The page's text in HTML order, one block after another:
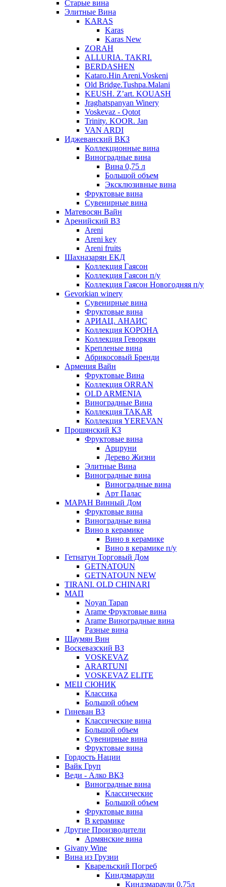
Старые вина
Элитные Вина
KARAS
Karas
Karas New
ZORAH
ALLURIA. TAKRI.
BERDASHEN
Kataro.Hin Areni.Voskeni
Old Bridge.Tushpa.Malani
KEUSH. Z’art. KOUASH
Jraghatspanyan Winery
Voskevaz - Qotot
Trinity. KOOR. Jan
VAN ARDI
Иджеванский ВКЗ
Коллекционные вина
Виноградные вина
Вина 0,75 л
Большой объем
Эксклюзивные вина
Фруктовые вина
Cувенирные вина
Матевосян Вайн
Аренийский ВЗ
Areni
Areni key
Areni fruits
Шахназарян ЕКД
Коллекция Гаясон
Коллекция Гаясон п/у
Коллекция Гаясон Новогодняя п/у
Gevorkian winery
Сувенирные вина
Фруктовые вина
АРИАЦ. АНАИС
Коллекция КОРОНА
Коллекция Геворкян
Крепленые вина
Абрикосовый Бренди
Армения Вайн
Фруктовые Вина
Коллекция ORRAN
OLD ARMENIA
Виноградные Вина
Коллекция TAKAR
Коллекция YEREVAN
Прошянский КЗ
Фруктовые вина
Арцруни
Дерево Жизни
Элитные Вина
Виноградные вина
Виноградные вина
Арт Палас
МАРАН Винный Дом
Фруктовые вина
Виноградные вина
Вино в керамике
Вино в керамике
Вино в керамике п/у
Гетнатун Торговый Дом
GETNATOUN
GETNATOUN NEW
TIRANI. OLD CHINARI
МАП
Noyan Tapan
Arame Фруктовые вина
Arame Виноградные вина
Разные вина
Шаумян Вин
Воскевазский ВЗ
VOSKEVAZ
ARARTUNI
VOSKEVAZ ELITE
МЕЦ СЮНИК
Классика
Большой объем
Гиневан ВЗ
Классические вина
Большой объем
Сувенирные вина
Фруктовые вина
Гордость Нации
Вайк Груп
Веди - Алко ВКЗ
Виноградные вина
Классические
Большой объем
Фруктовые вина
В керамике
Другие Производители
Армянские вина
Givany Wine
Вина из Грузии
Кварельский Погреб
Киндзмараули
Киндзмараули 0,75л